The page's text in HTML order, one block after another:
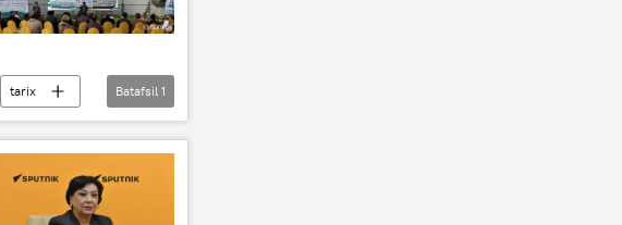
tarix
Batafsil 1